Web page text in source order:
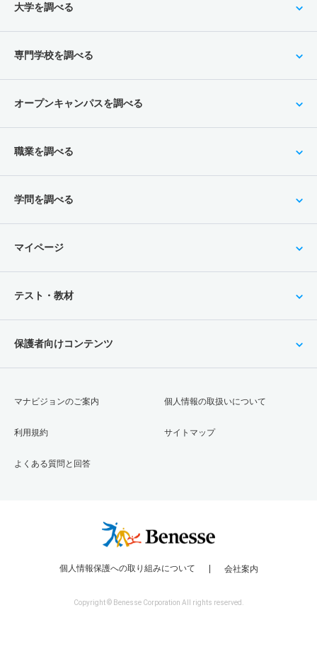
大学を調べる
専門学校を調べる
オープンキャンパスを調べる
職業を調べる
学問を調べる
マイページ
テスト・教材
保護者向けコンテンツ
マナビジョンのご案内
利用規約
よくある質問と回答
個人情報の取扱いについて
サイトマップ
個人情報保護への取り組みについて 会社案内
Copyright © Benesse Corporation All rights reserved.